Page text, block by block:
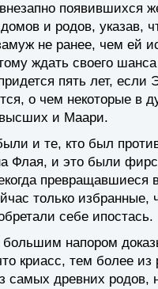
появившихся
и родов, указав,
не ранее, чем ей
ждать своего
пять лет, если
о чем некоторые в
и Маари.
и те, кто был
Флая, и это были
превращавшиеся
только избранные,
себе ипостась.
напором
криасс, тем более
самых древних родов,